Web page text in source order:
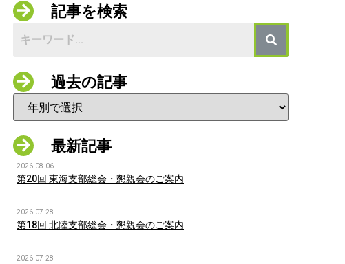
記事を検索
過去の記事
最新記事
2026-08-06
第20回 東海支部総会・懇親会のご案内
2026-07-28
第18回 北陸支部総会・懇親会のご案内
2026-07-28